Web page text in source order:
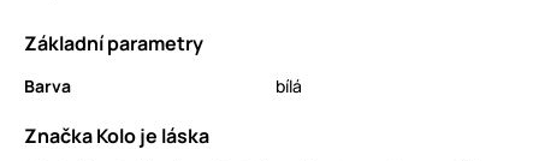
Základní parametry
Barva bílá
Značka Kolo je láska